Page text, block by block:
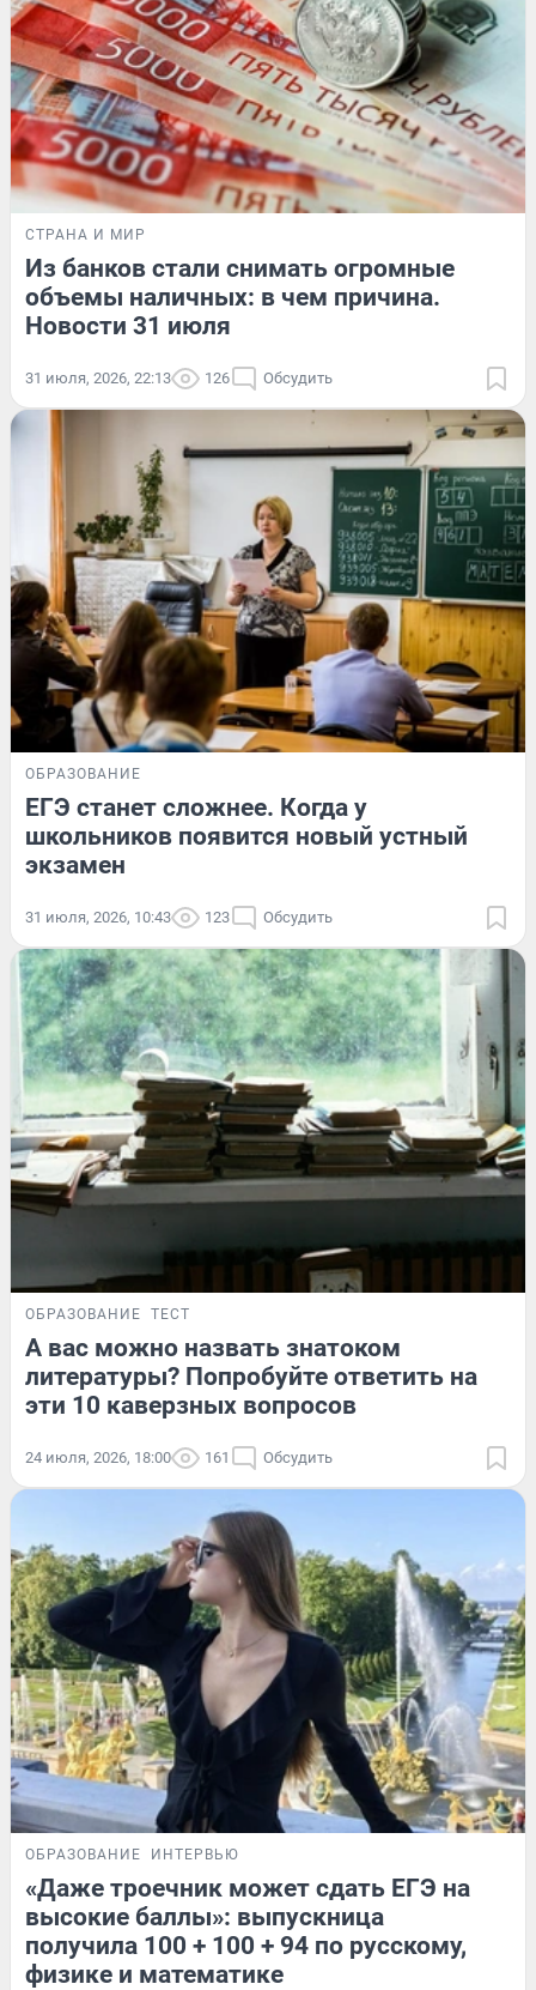
СТРАНА И МИР
Из банков стали снимать огромные
объемы наличных: в чем причина.
Новости 31 июля
31 июля, 2026, 22:13 126 Обсудить
ОБРАЗОВАНИЕ
ЕГЭ станет сложнее. Когда у
школьников появится новый устный
экзамен
31 июля, 2026, 10:43 123 Обсудить
ОБРАЗОВАНИЕ ТЕСТ
А вас можно назвать знатоком
литературы? Попробуйте ответить на
эти 10 каверзных вопросов
24 июля, 2026, 18:00 161 Обсудить
ОБРАЗОВАНИЕ ИНТЕРВЬЮ
«Даже троечник может сдать ЕГЭ на
высокие баллы»: выпускница
получила 100 + 100 + 94 по русскому,
физике и математике